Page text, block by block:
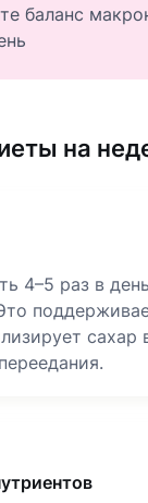
баланс
на
4–5 раз в
сахар